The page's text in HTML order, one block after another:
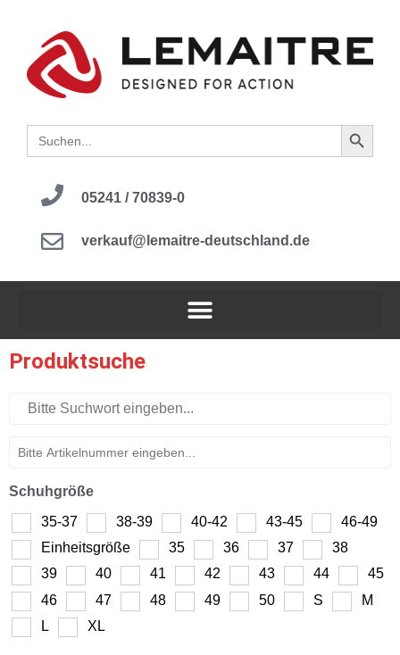
Search
for:
Search
05241 / 70839-0
verkauf@lemaitre-deutschland.de
Produktsuche
Schuhgröße
35-37
38-39 40-42 43-45
46-49
Einheitsgröße
35 36 37
38
39
40 41 42 43 44
45
46
47 48 49 50 S
M
L
XL